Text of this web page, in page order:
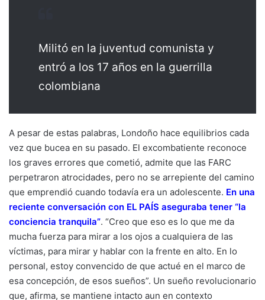
Militó en la juventud comunista y
entró a los 17 años en la guerrilla
colombiana
A pesar de estas palabras, Londoño hace equilibrios cada
vez que bucea en su pasado. El excombatiente reconoce
los graves errores que cometió, admite que las FARC
perpetraron atrocidades, pero no se arrepiente del camino
que emprendió cuando todavía era un adolescente. En una
reciente conversación con EL PAÍS aseguraba tener “la
conciencia tranquila”. “Creo que eso es lo que me da
mucha fuerza para mirar a los ojos a cualquiera de las
víctimas, para mirar y hablar con la frente en alto. En lo
personal, estoy convencido de que actué en el marco de
esa concepción, de esos sueños”. Un sueño revolucionario
que, afirma, se mantiene intacto aun en contexto